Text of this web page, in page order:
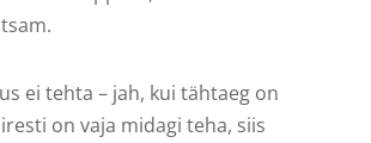
ei tehta – jah, kui tähtaeg on
on vaja midagi teha, siis